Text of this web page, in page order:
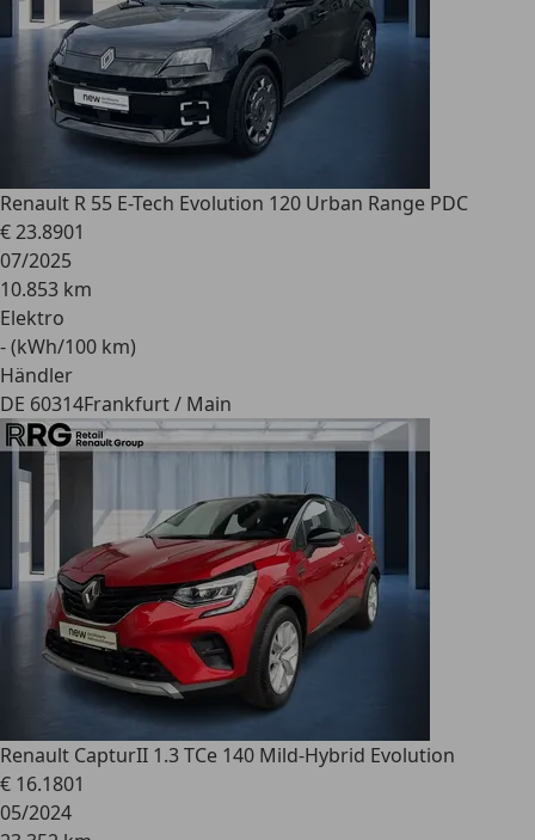
Renault R 55 E-Tech Evolution 120 Urban Range PDC
€ 23.8901
07/2025
10.853 km
Elektro
- (kWh/100 km)
Händler
DE 60314Frankfurt / Main
Renault CapturII 1.3 TCe 140 Mild-Hybrid Evolution
€ 16.1801
05/2024